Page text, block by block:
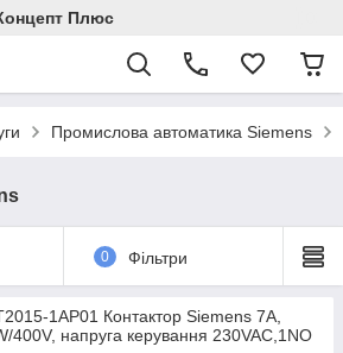
Плюс
Промислова автоматика Siemens
0 Фільтри
1AP01 Контактор Siemens 7A,
400V, напруга керування 230VAC,1NO